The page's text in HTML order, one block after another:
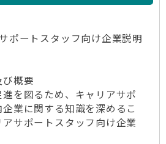
ポートスタッフ向け企業説明
び概要
を図るため、キャリアサポ
業に関する知識を深めるこ
サポートスタッフ向け企業